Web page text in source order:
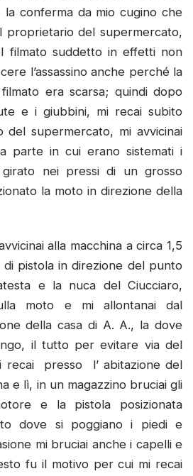
la conferma da mio cugino che
proprietario del supermercato,
filmato suddetto in effetti non
l’assassino anche perché la
era scarsa; quindi dopo
e i giubbini, mi recai subito
del supermercato, mi avvicinai
parte in cui erano sistemati i
nei pressi di un grosso
la moto in direzione della
alla macchina a circa 1,5
pistola in direzione del punto
e la nuca del Ciucciaro,
moto e mi allontanai dal
della casa di A. A., la dove
il tutto per evitare via del
recai presso l’ abitazione del
e lì, in un magazzino bruciai gli
e la pistola posizionata
dove si poggiano i piedi e
mi bruciai anche i capelli e
fu il motivo per cui mi recai